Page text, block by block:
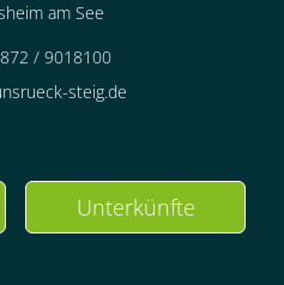
am See
/ 9018100
steig.de
Unterkünfte